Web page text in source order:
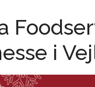
i